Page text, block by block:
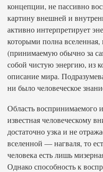
концепции, не пассивно
картину внешней и
активно интерпретирует
которыми полна
(принимаемую обычно за
собой чистую энергию, из
описание мира.
ни было человеческое
Область воспринимаемого
известная человеческому
достаточно узка и не
вселенной — нагваля, то
человека есть лишь
Однако способность к